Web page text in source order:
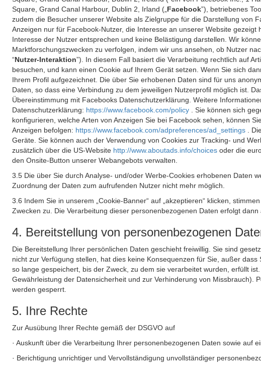
Square, Grand Canal Harbour, Dublin 2, Irland („ Facebook”), betriebenes
zudem die Besucher unserer Website als Zielgruppe für die Darstellung von
Anzeigen nur für Facebook-Nutzer, die Interesse an unserer Website
Interesse der Nutzer entsprechen und keine Belästigung darstellen. Wir
Marktforschungszwecken zu verfolgen, indem wir uns ansehen, ob Nutzer
“Nutzer-Interaktion”). In diesem Fall basiert die Verarbeitung rechtlich auf
besuchen, und kann einen Cookie auf Ihrem Gerät setzen. Wenn Sie sich
Ihrem Profil aufgezeichnet. Die über Sie erhobenen Daten sind für uns
Daten, so dass eine Verbindung zu dem jeweiligen Nutzerprofil möglich ist.
Übereinstimmung mit Facebooks Datenschutzerklärung. Weitere
Datenschutzerklärung: https://www.facebook.com/policy
. Sie können sich
konfigurieren, welche Arten von Anzeigen Sie bei Facebook sehen, können
Anzeigen befolgen: https://www.facebook.com/adpreferences/ad_settings
.
Geräte. Sie können auch der Verwendung von Cookies zur Tracking- und
zusätzlich über die US-Website http://www.aboutads.info/choices oder die
den Onsite-Button unserer Webangebots verwalten.
3.5 Die über Sie durch Analyse- und/oder Werbe-Cookies erhobenen Daten
Zuordnung der Daten zum aufrufenden Nutzer nicht mehr möglich.
3.6 Indem Sie in unserem „Cookie-Banner“ auf „akzeptieren“ klicken,
Zwecken zu. Die Verarbeitung dieser personenbezogenen Daten erfolgt
4. Bereitstellung von personenbezogenen
Die Bereitstellung Ihrer persönlichen Daten geschieht freiwillig. Sie sind
nicht zur Verfügung stellen, hat dies keine Konsequenzen für Sie, außer
so lange gespeichert, bis der Zweck, zu dem sie verarbeitet wurden, erfüllt
Gewährleistung der Datensicherheit und zur Verhinderung von Missbrauch).
werden gesperrt.
5. Ihre Rechte
Zur Ausübung Ihrer Rechte gemäß der DSGVO auf
· Auskunft über die Verarbeitung Ihrer personenbezogenen Daten sowie auf
· Berichtigung unrichtiger und Vervollständigung unvollständiger